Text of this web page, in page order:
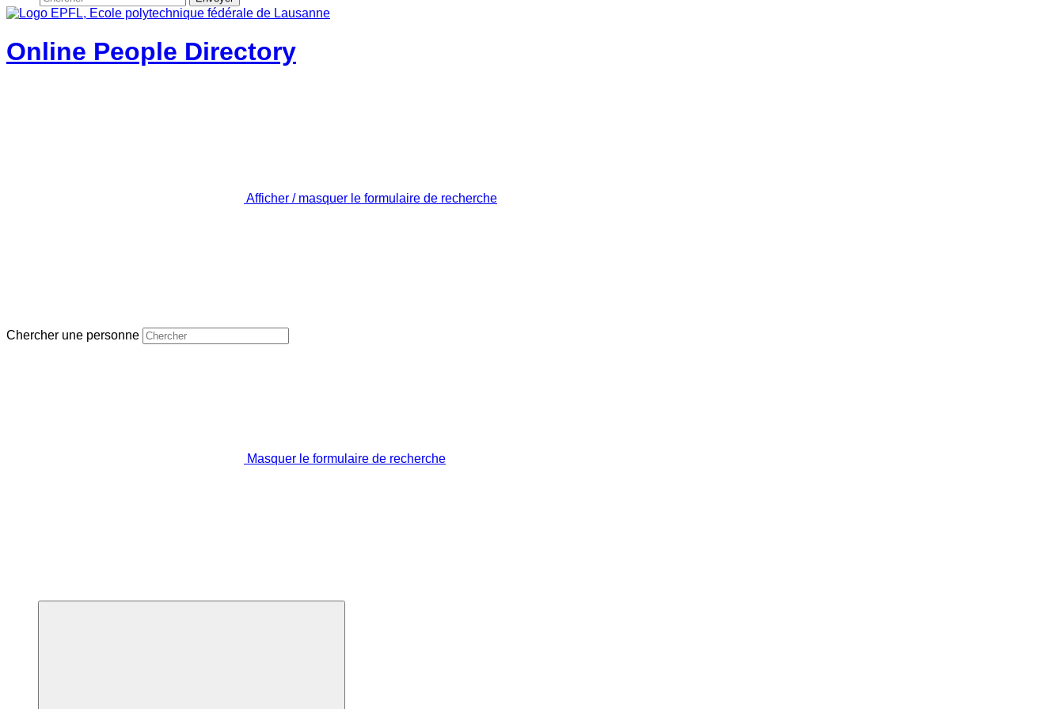
Online People Directory
Afficher / masquer le formulaire de recherche
Chercher une personne
Masquer le formulaire de recherche